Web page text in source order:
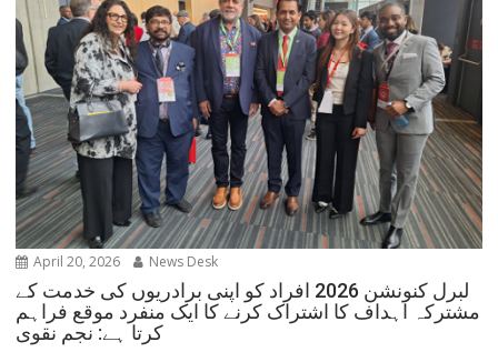
April 20, 2026 News Desk
لبرل کنونشن 2026 افراد کو اپنی برادریوں کی خدمت کے
مشترکہ اہداف کا اشتراک کرنے کا ایک منفرد موقع فراہم
کرتا ہے: نجم نقوی